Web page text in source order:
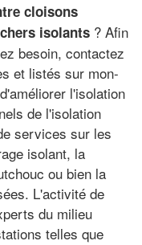
cloisons
isolants ? Afin
besoin, contactez
et listés sur mon-
l'isolation
de l'isolation
services sur les
isolant, la
ou bien la
L'activité de
du milieu
telles que